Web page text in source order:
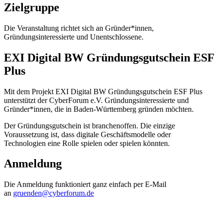
Zielgruppe
Die Veranstaltung richtet sich an Gründer*innen,
Gründungsinteressierte und Unentschlossene.
EXI Digital BW Gründungsgutschein ESF
Plus
Mit dem Projekt EXI Digital BW Gründungsgutschein ESF Plus
unterstützt der CyberForum e.V. Gründungsinteressierte und
Gründer*innen, die in Baden-Württemberg gründen möchten.
Der Gründungsgutschein ist branchenoffen. Die einzige
Voraussetzung ist, dass digitale Geschäftsmodelle oder
Technologien eine Rolle spielen oder spielen könnten.
Anmeldung
Die Anmeldung funktioniert ganz einfach per E-Mail
an gruenden@cyberforum.de